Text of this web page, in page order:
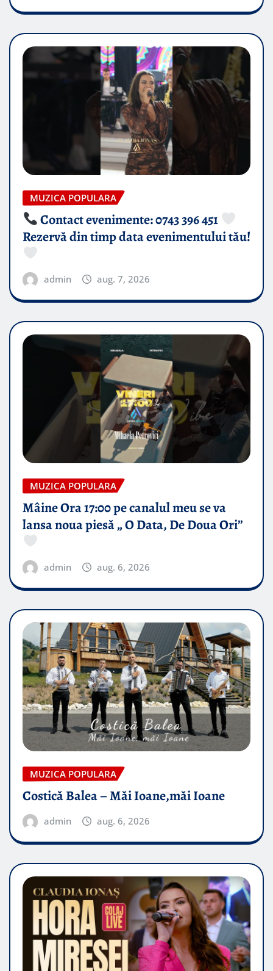
MUZICA POPULARA
Contact evenimente: 0743 396 451
Rezervă din timp data evenimentului tău!
admin aug. 7, 2026
MUZICA POPULARA
Mâine Ora 17:00 pe canalul meu se va
lansa noua piesă „ O Data, De Doua Ori”
admin aug. 6, 2026
MUZICA POPULARA
Costică Balea – Măi Ioane,măi Ioane
admin aug. 6, 2026